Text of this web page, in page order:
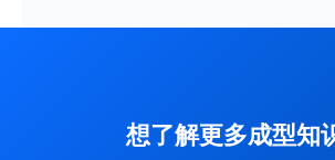
想了解更多成型知